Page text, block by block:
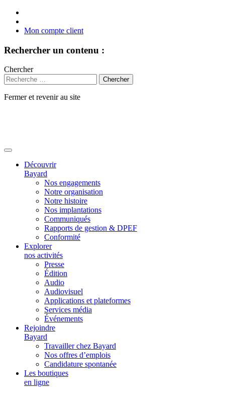
Mon compte client
Rechercher un contenu :
Chercher
Fermer et revenir au site
Découvrir
Bayard
Nos engagements
Notre organisation
Notre histoire
Nos implantations
Communiqués
Rapports de gestion & DPEF
Conformité
Explorer
nos activités
Presse
Édition
Audio
Audiovisuel
Applications et plateformes
Services média
Événements
Rejoindre
Bayard
Travailler chez Bayard
Nos offres d’emplois
Candidature spontanée
Les boutiques
en ligne